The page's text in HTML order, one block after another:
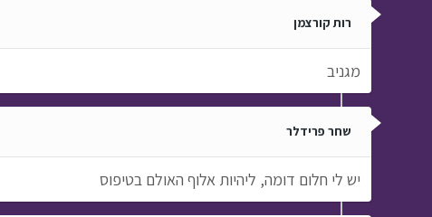
רות קורצמן
מגניב
שחר פרידלר
יש לי חלום דומה, ליהיות אלוף האולם בטיפוס